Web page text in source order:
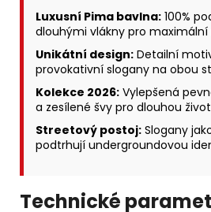
Luxusní Pima bavlna: 100%
dlouhými vlákny pro
Unikátní design: Detailní
provokativní slogany na obou
Kolekce 2026: Vylepšená
a zesílené švy pro dlouhou
Streetový postoj: Slogany
podtrhují undergroundovou
Technické